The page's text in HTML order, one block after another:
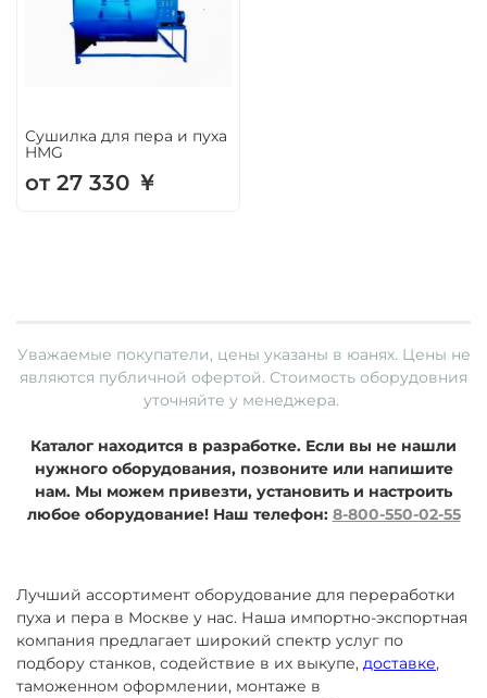
Сушилка для пера и пуха
HMG
от 27 330 ￥
Уважаемые покупатели, цены указаны в юанях. Цены не
являются публичной офертой. Стоимость оборудовния
уточняйте у менеджера.
Каталог находится в разработке. Если вы не нашли
нужного оборудования, позвоните или напишите
нам. Мы можем привезти, установить и настроить
любое оборудование! Наш телефон: 8-800-550-02-55
Лучший ассортимент оборудование для переработки
пуха и пера в Москве у нас. Наша импортно-экспортная
компания предлагает широкий спектр услуг по
подбору станков, содействие в их выкупе, доставке,
таможенном оформлении, монтаже в